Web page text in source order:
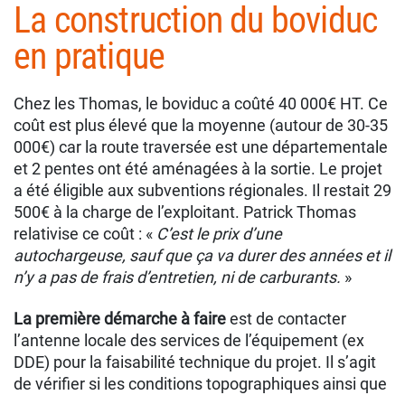
La construction du boviduc
en pratique
Chez les Thomas, le boviduc a coûté 40 000€ HT. Ce
coût est plus élevé que la moyenne (autour de 30-35
000€) car la route traversée est une départementale
et 2 pentes ont été aménagées à la sortie. Le projet
a été éligible aux subventions régionales. Il restait 29
500€ à la charge de l’exploitant. Patrick Thomas
relativise ce coût : « C’est le prix d’une
autochargeuse, sauf que ça va durer des années et il
n’y a pas de frais d’entretien, ni de carburants. »
La première démarche à faireest de contacter
l’antenne locale des services de l’équipement (ex
DDE) pour la faisabilité technique du projet. Il s’agit
de vérifier si les conditions topographiques ainsi que